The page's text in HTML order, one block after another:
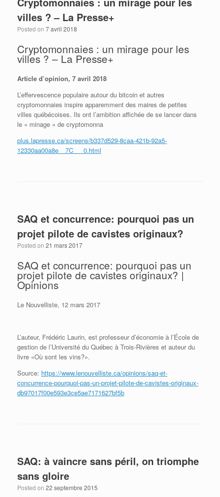
villes ? – La Presse+
Posted on 7 avril 2018
Cryptomonnaies : un mirage pour les
villes ? – La Presse+
Article d’opinion, 7 avril 2018
L’effervescence populaire autour du bitcoin et autres
cryptomonnaies inspire apparemment des maires de petites
villes québécoises. Ils ont l’ambition affichée de se lancer dans
le « minage » de cryptomonna
plus.lapresse.ca/screens/b337d529-8caa-421b-92a5-
12330aa00a8e__7C___0.html
SAQ et concurrence: pourquoi pas un
projet pilote de cavistes originaux?
Posted on 21 mars 2017
SAQ et concurrence: pourquoi pas un
projet pilote de cavistes originaux? |
Opinions
Le Nouvelliste, 12 mars 2017
L’auteur, Frédéric Laurin, est professeur d’économie à l’École de
gestion de l’Université du Québec à Trois-Rivières et auteur du
livre «Où sont les vins?».
Source: https://www.lenouvelliste.ca/opinions/saq-et-
concurrence-pourquoi-pas-un-projet-pilote-de-cavistes-originaux-
db97017f00e593e3ce5ae7171627bf5b
SAQ: à vaincre sans péril, on triomphe
sans gloire
Posted on 22 septembre 2015